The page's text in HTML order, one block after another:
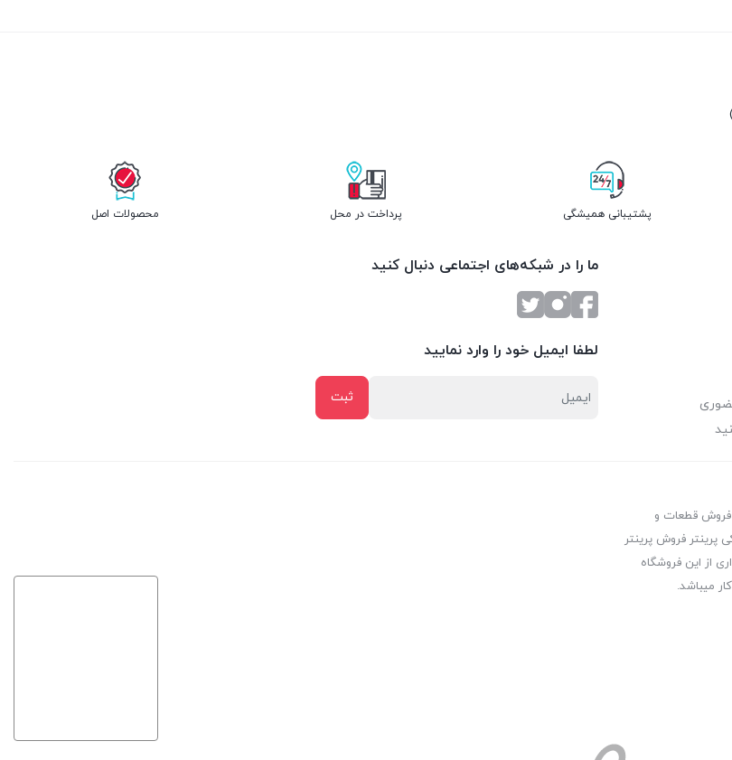
پشتیبانی همیشگی پرداخت در محل محصولات اصل
ما را در شبکه‌های اجتماعی دنبال کنید
لطفا ایمیل خود را وارد نمایید
فروش قطعات و
پرینتر فروش پرینتر
از این فروشگاه
میباشد.